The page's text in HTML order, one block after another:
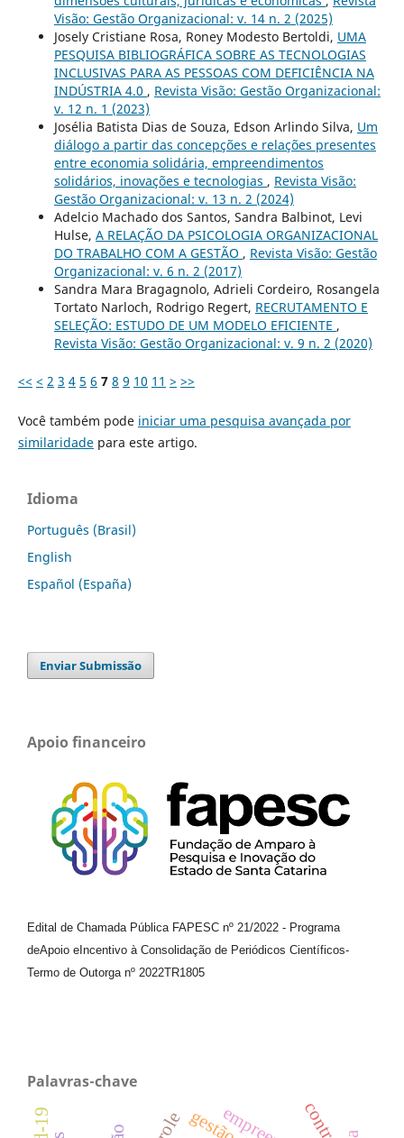
Visão: Gestão Organizacional: v. 14 n. 2 (2025)
Josely Cristiane Rosa, Roney Modesto Bertoldi, UMA
PESQUISA BIBLIOGRÁFICA SOBRE AS TECNOLOGIAS
INCLUSIVAS PARA AS PESSOAS COM DEFICIÊNCIA NA
INDÚSTRIA 4.0 , Revista Visão: Gestão Organizacional:
v. 12 n. 1 (2023)
Josélia Batista Dias de Souza, Edson Arlindo Silva, Um
diálogo a partir das concepções e relações presentes
entre economia solidária, empreendimentos
solidários, inovações e tecnologias , Revista Visão:
Gestão Organizacional: v. 13 n. 2 (2024)
Adelcio Machado dos Santos, Sandra Balbinot, Levi
Hulse, A RELAÇÃO DA PSICOLOGIA ORGANIZACIONAL
DO TRABALHO COM A GESTÃO , Revista Visão: Gestão
Organizacional: v. 6 n. 2 (2017)
Sandra Mara Bragagnolo, Adrieli Cordeiro, Rosangela
Tortato Narloch, Rodrigo Regert, RECRUTAMENTO E
SELEÇÃO: ESTUDO DE UM MODELO EFICIENTE ,
Revista Visão: Gestão Organizacional: v. 9 n. 2 (2020)
<< < 2 3 4 5 6 7 8 9 10 11 > >>
Você também pode iniciar uma pesquisa avançada por
similaridadepara este artigo.
Idioma
Português (Brasil)
English
Español (España)
Enviar Submissão
Apoio financeiro
Edital de Chamada Pública FAPESC nº 21/2022 - Programa
deApoio e Incentivo à Consolidação de Periódicos Científicos-
Termo de Outorga nº 2022TR1805
Palavras-chave